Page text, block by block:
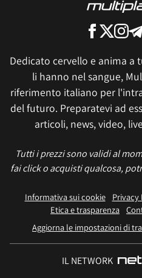
Dedicato cervello e anima
li hanno nel sangue,
riferimento italiano per
del futuro. Preparatevi ad
articoli, news, video,
Tutti i prezzi sono validi al
fai click o acquisti qualcosa,
Informativa sui cookie Privacy
Etica e trasparenza
Aggiorna le impostazioni di
IL NETWORK